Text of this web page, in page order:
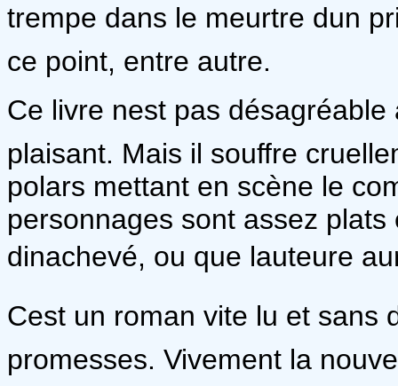
trempe dans le meurtre dun
ce point, entre autre.
Ce livre nest pas
plaisant. Mais il souffre
polars mettant en scène le
personnages sont assez
dinachevé, ou que lauteure
Cest un roman vite lu et
promesses. Vivement la